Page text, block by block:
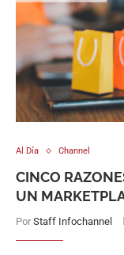
Al Día Channel
CINCO
UN
Por Staff Infochannel